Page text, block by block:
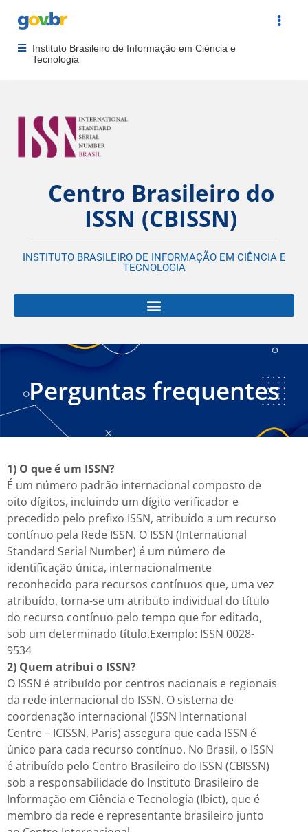
Portal Gov.br
Acesso
Abrir menu principal de navegação
Instituto Brasileiro de Informação em Ciência e
Tecnologia
Centro Brasileiro do
ISSN (CBISSN)
INSTITUTO BRASILEIRO DE INFORMAÇÃO EM CIÊNCIA E
TECNOLOGIA
Perguntas frequentes
1) O que é um ISSN?
É um número padrão internacional composto de
oito dígitos, incluindo um dígito verificador e
precedido pelo prefixo ISSN, atribuído a um recurso
contínuo pela Rede ISSN. O ISSN (International
Standard Serial Number) é um número de
identificação única, internacionalmente
reconhecido para recursos contínuos que, uma vez
atribuído, torna-se um atributo individual do título
do recurso contínuo pelo tempo que for editado,
sob um determinado título.Exemplo: ISSN 0028-
9534
2) Quem atribui o ISSN?
O ISSN é atribuído por centros nacionais e regionais
da rede internacional do ISSN. O sistema de
coordenação internacional (ISSN International
Centre – ICISSN, Paris) assegura que cada ISSN é
único para cada recurso contínuo. No Brasil, o ISSN
é atribuído pelo Centro Brasileiro do ISSN (CBISSN)
sob a responsabilidade do Instituto Brasileiro de
Informação em Ciência e Tecnologia (Ibict), que é
membro da rede e representante brasileiro junto